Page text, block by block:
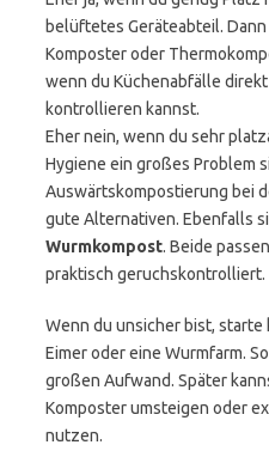
belüftetes Geräteabteil.
Komposter oder
wenn du Küchenabfälle
kontrollieren kannst.
Eher nein, wenn du sehr
Hygiene ein großes Problem
Auswärtskompostierung bei
gute Alternativen. Ebenfalls
Wurmkompost. Beide
praktisch geruchskontrolliert.
Wenn du unsicher bist, starte
Eimer oder eine Wurmfarm.
großen Aufwand. Später
Komposter umsteigen oder
nutzen.